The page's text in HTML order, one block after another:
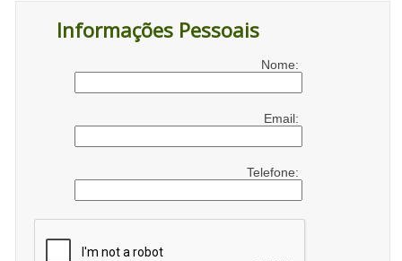
Informações Pessoais
Nome:
Email:
Telefone: